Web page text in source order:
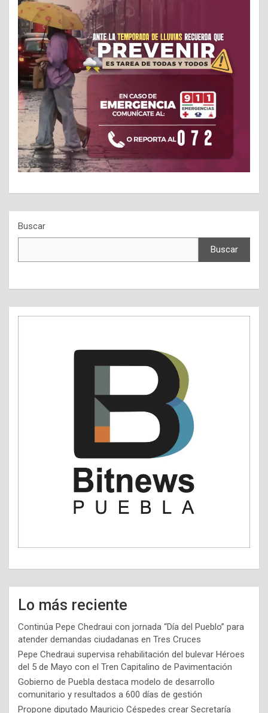
Buscar
Buscar
Lo más reciente
Continúa Pepe Chedraui con jornada “Día del Pueblo” para
atender demandas ciudadanas en Tres Cruces
Pepe Chedraui supervisa rehabilitación del bulevar Héroes
del 5 de Mayo con el Tren Capitalino de Pavimentación
Gobierno de Puebla destaca modelo de desarrollo
comunitario y resultados a 600 días de gestión
Propone diputado Mauricio Céspedes crear Secretaría